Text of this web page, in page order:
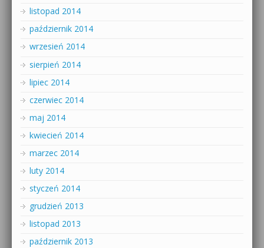
listopad 2014
październik 2014
wrzesień 2014
sierpień 2014
lipiec 2014
czerwiec 2014
maj 2014
kwiecień 2014
marzec 2014
luty 2014
styczeń 2014
grudzień 2013
listopad 2013
październik 2013